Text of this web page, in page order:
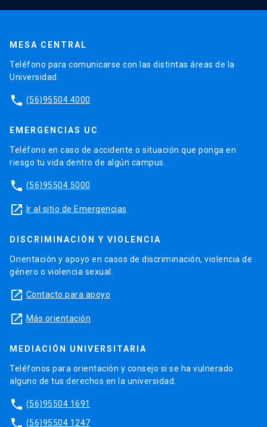
MESA CENTRAL
Teléfono para comunicarse con las distintas áreas de la
Universidad.
phone (56)95504 4000
EMERGENCIAS UC
Teléfono en caso de accidente o situación que ponga en
riesgo tu vida dentro de algún campus.
phone (56)95504 5000
launch Ir al sitio de Emergencias
DISCRIMINACIÓN Y VIOLENCIA
Orientación y apoyo en casos de discriminación, violencia de
género o violencia sexual.
launch Contacto para apoyo
launch Más orientación
MEDIACIÓN UNIVERSITARIA
Teléfonos para orientación y consejo si se ha vulnerado
alguno de tus derechos en la universidad.
phone (56)95504 1691
phone (56)95504 1247